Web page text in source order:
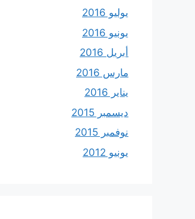
يوليو 2016
يونيو 2016
أبريل 2016
مارس 2016
يناير 2016
ديسمبر 2015
نوفمبر 2015
يونيو 2012